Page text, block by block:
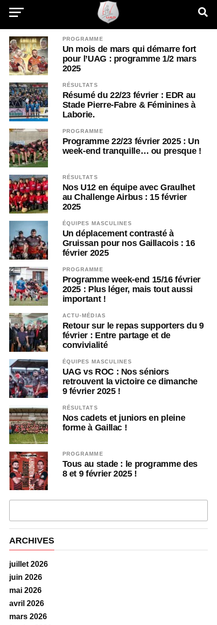
PROGRAMME
Un mois de mars qui démarre fort
pour l’UAG : programme 1/2 mars
2025
RÉSULTATS
Résumé du 22/23 février : EDR au
Stade Pierre-Fabre & Féminines à
Laborie.
PROGRAMME
Programme 22/23 février 2025 : Un
week-end tranquille… ou presque !
RÉSULTATS
Nos U12 en équipe avec Graulhet
au Challenge Airbus : 15 février
2025
ÉQUIPES MASCULINES
Un déplacement contrasté à
Gruissan pour nos Gaillacois : 16
février 2025
PROGRAMME
Programme week-end 15/16 février
2025 : Plus léger, mais tout aussi
important !
ACTU-MÉDIAS
Retour sur le repas supporters du 9
février : Entre partage et de
convivialité
ÉQUIPES MASCULINES
UAG vs ROC : Nos séniors
retrouvent la victoire ce dimanche
9 février 2025 !
RÉSULTATS
Nos cadets et juniors en pleine
forme à Gaillac !
PROGRAMME
Tous au stade : le programme des
8 et 9 février 2025 !
ARCHIVES
juillet 2026
juin 2026
mai 2026
avril 2026
mars 2026